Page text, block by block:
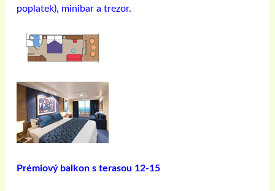
poplatek), minibar a trezor.
Prémiový balkon s terasou 12-15